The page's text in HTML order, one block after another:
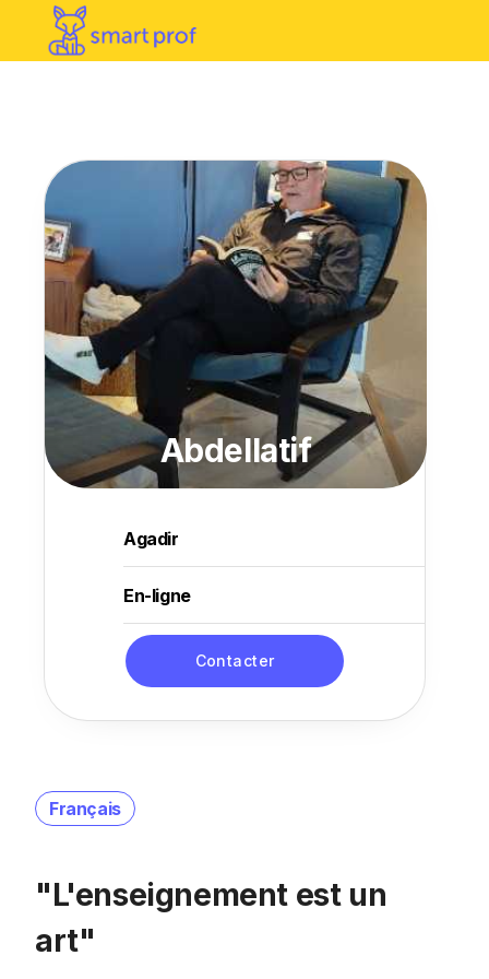
Français
"L'enseignement est un
art"
Abdellatif
Agadir
En-ligne
Contacter